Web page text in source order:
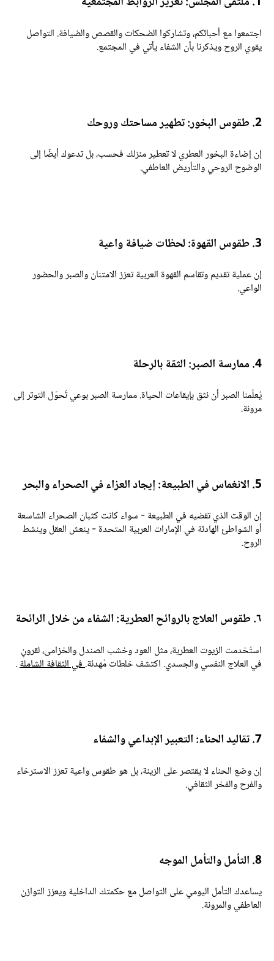
اجتمعوا مع أحبائكم، وتشاركوا الضحكات والقصص والضيافة. التواصل
يقوي الروح ويذكرنا بأن الشفاء يأتي في المجتمع.
إن إضاءة البخور العطري لا تعطير منزلك فحسب، بل تدعوك أيضًا إلى
الوضوح الروحي والتأريض العاطفي.
إن عملية تقديم وتقاسم القهوة العربية تعزز الامتنان والصبر والحضور
الواعي.
يُعلّمنا الصبر أن نثق بإيقاعات الحياة. ممارسة الصبر بوعي تُحوّل التوتر إلى
مرونة.
إن الوقت الذي تقضيه في الطبيعة - سواء كانت كثبان الصحراء الشاسعة
أو الشواطئ الهادئة في الإمارات العربية المتحدة - ينعش العقل وينشط
الروح.
استُخدمت الزيوت العطرية، مثل العود وخشب الصندل والخزامى، لقرونٍ
في العلاج النفسي والجسدي. اكتشف خلطات مُهدئة.في الثقافة الشاملة.
إن وضع الحناء لا يقتصر على الزينة، بل هو طقوس واعية تعزز الاسترخاء
والفرح والفخر الثقافي.
يساعدك التأمل اليومي على التواصل مع حكمتك الداخلية ويعزز التوازن
العاطفي والمرونة.